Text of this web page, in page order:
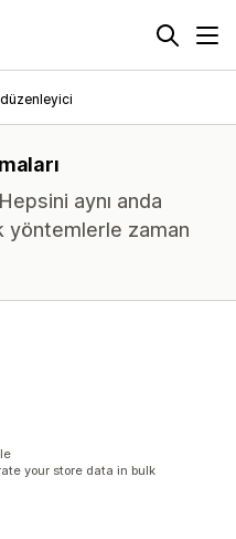
aynı anda
yöntemlerle zaman
your store data in bulk